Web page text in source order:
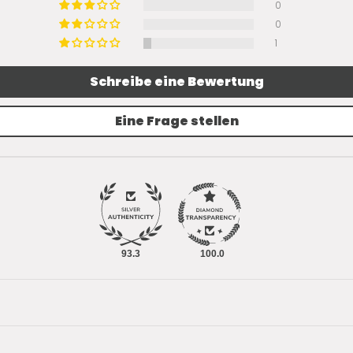
0
0
1
Schreibe eine Bewertung
Eine Frage stellen
93.3 100.0